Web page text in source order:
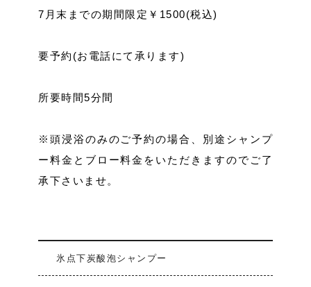
7月末までの期間限定￥1500(税込)
要予約(お電話にて承ります)
所要時間5分間
※頭浸浴のみのご予約の場合、別途シャンプ
ー料金とブロー料金をいただきますのでご了
承下さいませ。
氷点下炭酸泡シャンプー